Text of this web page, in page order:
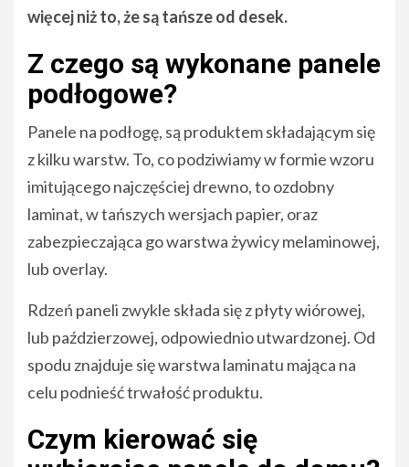
więcej niż to, że są tańsze od desek.
Z czego są wykonane panele
podłogowe?
Panele na podłogę, są produktem składającym się
z kilku warstw. To, co podziwiamy w formie wzoru
imitującego najczęściej drewno, to ozdobny
laminat, w tańszych wersjach papier, oraz
zabezpieczająca go warstwa żywicy melaminowej,
lub overlay.
Rdzeń paneli zwykle składa się z płyty wiórowej,
lub paździerzowej, odpowiednio utwardzonej. Od
spodu znajduje się warstwa laminatu mająca na
celu podnieść trwałość produktu.
Czym kierować się